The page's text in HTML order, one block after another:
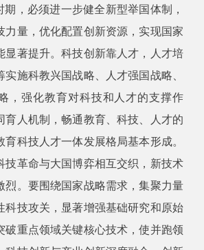
期，必须进一步健全新型举国体制，
力量，优化配置创新资源，实现国家
显著提升。科技创新靠人才，人才培
实施科教兴国战略、人才强国战略、
，强化教育对科技和人才的支撑作
育人机制，畅通教育、科技、人才的
育科技人才一体发展格局基本形成。
技革命与大国博弈相互交织，新技术
烈。要围绕国家战略需求，集聚力量
科技攻关，显著增强基础研究和原始
破重点领域关键核心技术，使并跑领